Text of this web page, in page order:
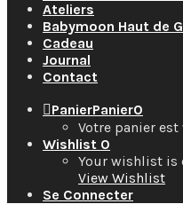
Ateliers
Babymoon Haut de
Cadeau
Journal
Contact
PanierPanier0
Votre panier est
Wishlist 0
Your wishlist is
View Wishlist
Se Connecter